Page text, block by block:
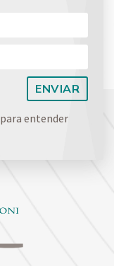
para entender